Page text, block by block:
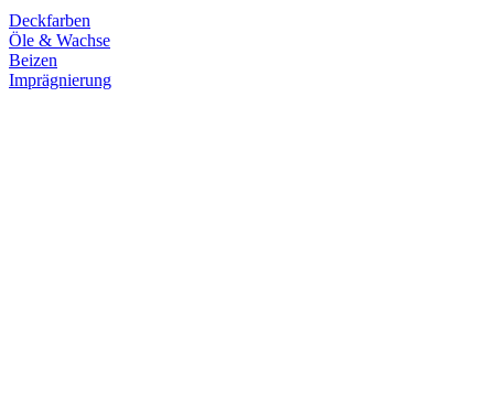
Deckfarben
Öle & Wachse
Beizen
Imprägnierung